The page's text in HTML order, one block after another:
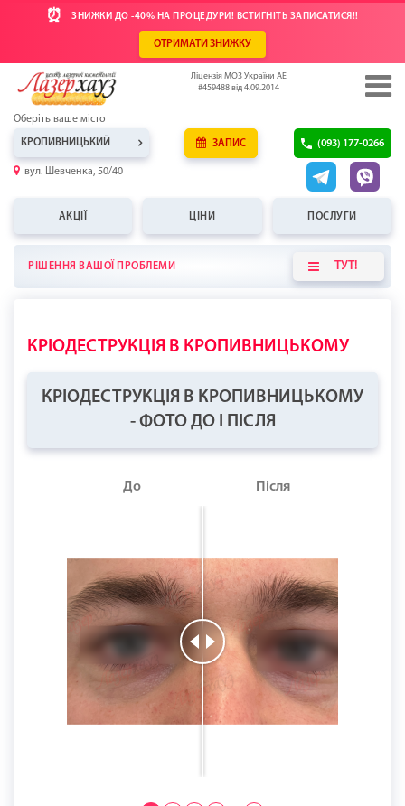
⏰ ЗНИЖКИ ДО -40% НА ПРОЦЕДУРИ! ВСТИГНІТЬ ЗАПИСАТИСЯ!!
ОТРИМАТИ ЗНИЖКУ
Ліцензія МОЗ України АЕ
#459488 від 4.09.2014
Оберіть ваше місто
КРОПИВНИЦЬКИЙ
вул. Шевченка, 50/40
ЗАПИС (093) 177-0266
АКЦІЇ ЦІНИ ПОСЛУГИ
РІШЕННЯ ВАШОЇ ПРОБЛЕМИ ТУТ!
КРІОДЕСТРУКЦІЯ В КРОПИВНИЦЬКОМУ
КРІОДЕСТРУКЦІЯ В КРОПИВНИЦЬКОМУ
- ФОТО ДО І ПІСЛЯ
До Після